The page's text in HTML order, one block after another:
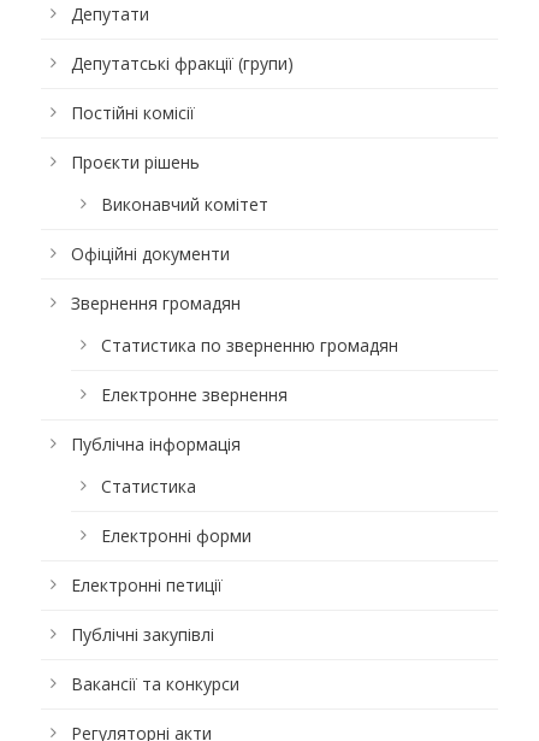
Депутати
Депутатські фракції (групи)
Постійні комісії
Проєкти рішень
Виконавчий комітет
Офіційні документи
Звернення громадян
Статистика по зверненню громадян
Електронне звернення
Публічна інформація
Статистика
Електронні форми
Електронні петиції
Публічні закупівлі
Вакансії та конкурси
Регуляторні акти